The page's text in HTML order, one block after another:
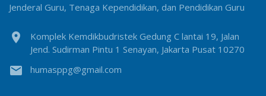
Jenderal Guru, Tenaga Kependidikan, dan Pendidikan Guru
location_on
Komplek Kemdikbudristek Gedung C lantai 19, Jalan
Jend. Sudirman Pintu 1 Senayan, Jakarta Pusat 10270
email humasppg@gmail.com